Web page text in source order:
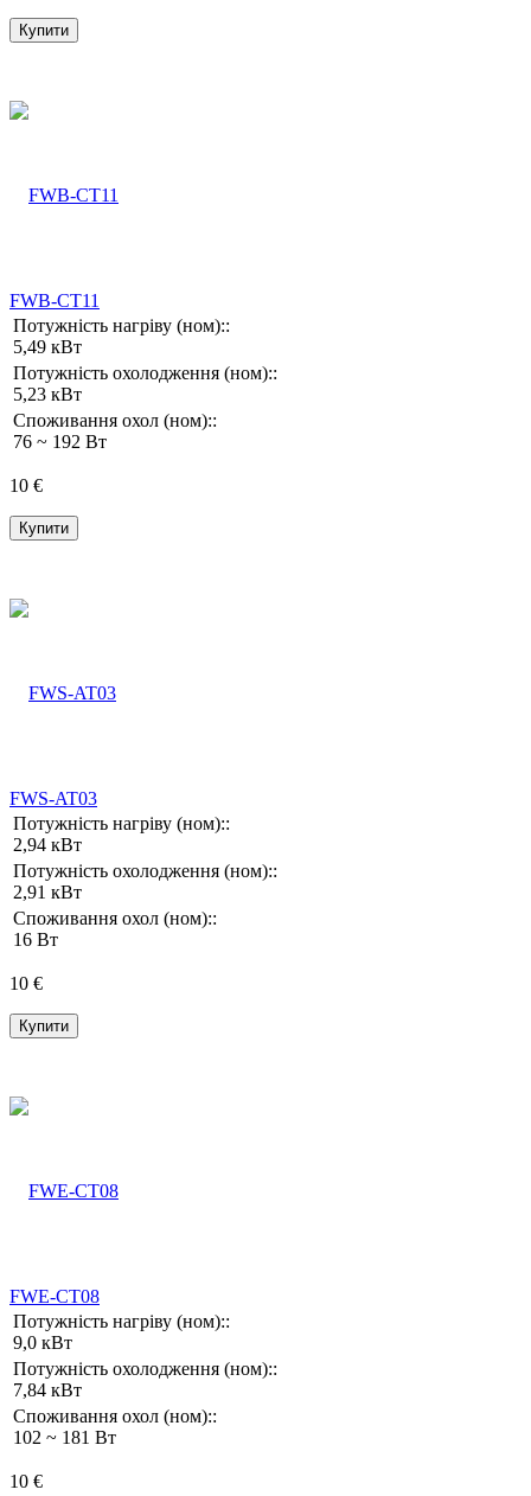
Купити
FWB-CT11
Потужність нагріву (ном)::
5,49 кВт
Потужність охолодження (ном)::
5,23 кВт
Споживання охол (ном)::
76 ~ 192 Вт
10 €
Купити
FWS-AT03
Потужність нагріву (ном)::
2,94 кВт
Потужність охолодження (ном)::
2,91 кВт
Споживання охол (ном)::
16 Вт
10 €
Купити
FWE-CT08
Потужність нагріву (ном)::
9,0 кВт
Потужність охолодження (ном)::
7,84 кВт
Споживання охол (ном)::
102 ~ 181 Вт
10 €